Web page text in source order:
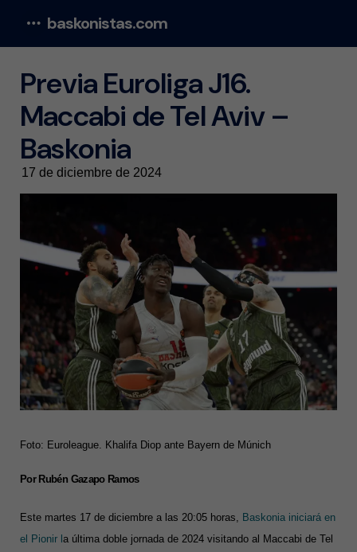
baskonistas.com
Previa Euroliga J16.
Maccabi de Tel Aviv –
Baskonia
17 de diciembre de 2024
Foto: Euroleague. Khalifa Diop ante Bayern de Múnich
Por Rubén Gazapo Ramos
Este martes 17 de diciembre a las 20:05 horas, Baskonia iniciará en
el Pionir l a última doble jornada de 2024 visitando al Maccabi de Tel